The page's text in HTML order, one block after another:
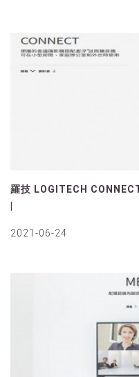
羅技 LOGITECH
2021-06-24